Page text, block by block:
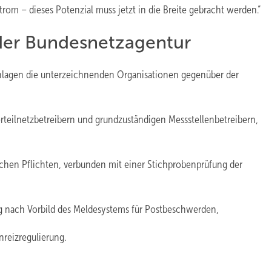
– dieses Potenzial muss jetzt in die Breite gebracht werden.“
Bundesnetzagentur
die unterzeichnenden Organisationen gegenüber der
und grundzuständigen Messstellenbetreibern,
Pflichten, verbunden mit einer Stichprobenprüfung der
Vorbild des Meldesystems für Postbeschwerden,